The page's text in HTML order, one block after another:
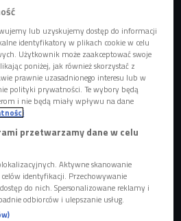
w Czwórce Foto: Piotr Podlewski/Czwórka
muszę się zawodowo
co dokładnie robię. Nie chcę
lub uzyskujemy dostęp do informacji
identyfikatory w plikach cookie w celu
Użytkownik może zaakceptować swoje
poniżej, jak również skorzystać z
prawnie uzasadnionego interesu lub w
polityki prywatności. Te wybory będą
i nie będą miały wpływu na dane
przetwarzamy dane w celu
Aktywne skanowanie
identyfikacji. Przechowywanie
do nich. Spersonalizowane reklamy i
odbiorców i ulepszanie usług.